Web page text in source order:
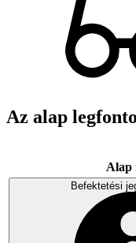
Az alap
Alap
Befektetési